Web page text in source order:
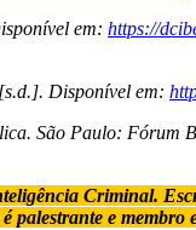
em: https://
Disponível em:
São Paulo: Fórum
Criminal.
e